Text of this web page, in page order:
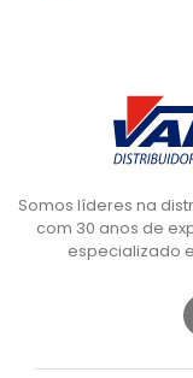
Somos líderes na
com 30 anos de
especializado